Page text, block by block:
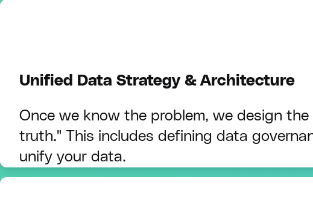
Unified Data Strategy & Architecture
Once we know the problem, we design
truth." This includes defining data
unify your data.